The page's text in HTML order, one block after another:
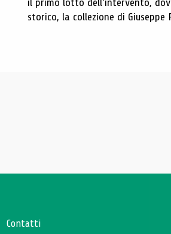
il primo lotto dell'intervento,
storico, la collezione di
Contatti